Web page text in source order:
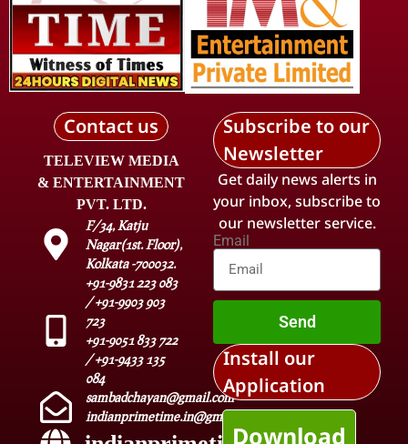
Contact us
TELEVIEW MEDIA
& ENTERTAINMENT
PVT. LTD.
F/34, Katju
Nagar(1st. Floor),
Kolkata -700032.
+91-9831 223 083
/ +91-9903 903
723
+91-9051 833 722
/ +91-9433 135
084
sambadchayan@gmail.com
indianprimetime.in@gmail.com
Subscribe to our
Newsletter
Get daily news alerts in
your inbox, subscribe to
our newsletter service.
Email
Send
Install our
Application
Download